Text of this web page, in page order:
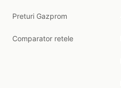
Preturi Gazprom
Comparator retele